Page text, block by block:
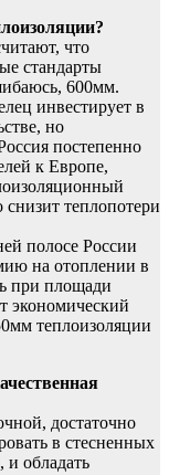
что
стандарты
600мм.
инвестирует в
но
постепенно
к Европе,
теплопотери
полосе России
на отоплении в
при площади
экономический
теплоизоляции
достаточно
в стесненных
и обладать